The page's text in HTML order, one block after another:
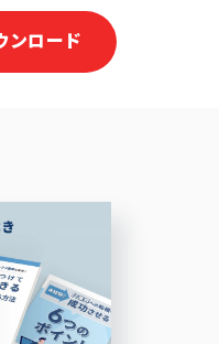
ンロード